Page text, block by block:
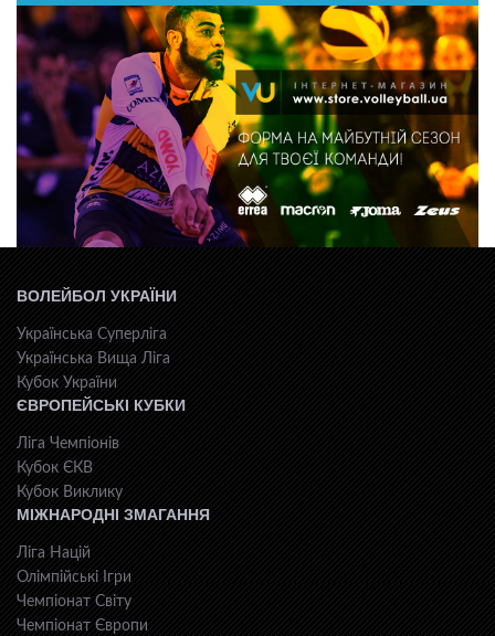
ВОЛЕЙБОЛ УКРАЇНИ
Українська Суперліга
Українська Вища Ліга
Кубок України
ЄВРОПЕЙСЬКІ КУБКИ
Ліга Чемпіонів
Кубок ЄКВ
Кубок Виклику
МІЖНАРОДНІ ЗМАГАННЯ
Ліга Націй
Олімпійські Ігри
Чемпіонат Світу
Чемпіонат Європи